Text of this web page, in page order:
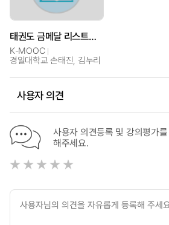
태권도 금메달 리스트와 함께 배우는 한국어
K-MOOC
경일대학교 손태진, 김누리
사용자 의견
사용자 의견등록 및 강의평가
해주세요.